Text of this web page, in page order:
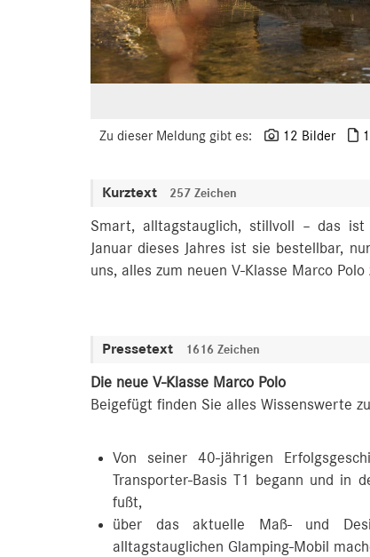
Zu dieser Meldung gibt es: 12 Bilder
Kurztext 257 Zeichen
Smart, alltagstauglich, stillvoll – das ist
Januar dieses Jahres ist sie bestellbar,
uns, alles zum neuen V‑Klasse Marco
Pressetext 1616 Zeichen
Die neue V-Klasse Marco Polo
Beigefügt finden Sie alles Wissenswerte
Von seiner 40-jährigen
Transporter-Basis T1 begann und in
fußt,
über das aktuelle Maß- und
alltagstauglichen Glamping-Mobil